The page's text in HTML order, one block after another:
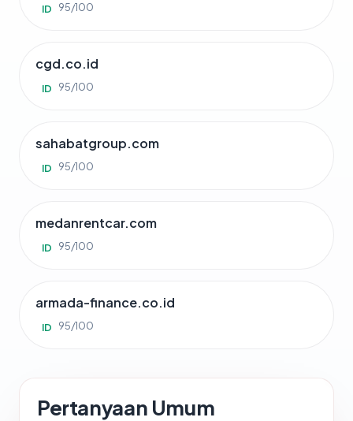
ID 95/100
cgd.co.id
ID 95/100
sahabatgroup.com
ID 95/100
medanrentcar.com
ID 95/100
armada-finance.co.id
ID 95/100
Pertanyaan Umum